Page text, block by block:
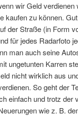
wir Geld
kaufen zu können.
der Straße (in Form
für jedes Radarfoto
man auch seine
ungetunten Karren
nicht wirklich aus
So geht der
einfach und trotz der
wie z. B.